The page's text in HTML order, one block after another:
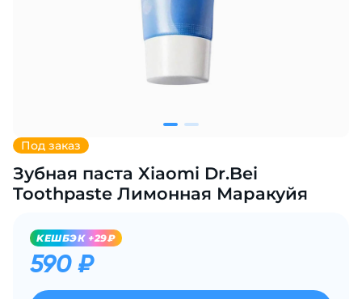
Под заказ
Зубная паста Xiaomi Dr.Bei
Toothpaste Лимонная Маракуйя
KЕШБЭК +29₽
590 ₽
Добавляйте товары
% картой любого банка
Получайте товар
выбранный способом
Оставшиеся
списываться